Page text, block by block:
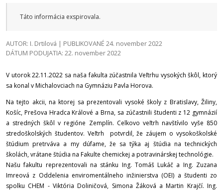
Táto informácia exspirovala.
AUTOR: I. Drtilová | PUBLIKOVANÉ 24. november 2022
DÁTUM PODUJATIA: 22. november 2022
V utorok 22.11.2022 sa naša fakulta zúčastnila Veľtrhu vysokých škôl, ktorý
sa konal v Michalovciach na Gymnáziu Pavla Horova.
Na tejto akcii, na ktorej sa prezentovali vysoké školy z Bratislavy, Žiliny,
Košíc, Prešova Hradca Králové a Brna, sa zúčastnili študenti z 12 gymnázií
a stredných škôl v regióne Zemplín. Celkovo veľtrh navštívilo vyše 850
stredoškolských študentov. Veľtrh potvrdil, že záujem o vysokoškolské
štúdium pretrváva a my dúfame, že sa týka aj štúdia na technických
školách, vrátane štúdia na Fakulte chemickej a potravinárskej technológie.
Našu fakultu reprezentovali na stánku Ing. Tomáš Lukáč a Ing. Zuzana
Imreová z Oddelenia enviromentálneho inžinierstva (OEI) a študenti zo
spolku CHEM - Viktória Doliničová, Simona Žáková a Martin Krajčí. Ing.